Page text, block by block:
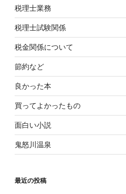
税理士業務
税理士試験関係
税金関係について
節約など
良かった本
買ってよかったもの
面白い小説
鬼怒川温泉
最近の投稿